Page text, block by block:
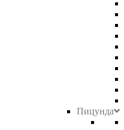
Пицунда